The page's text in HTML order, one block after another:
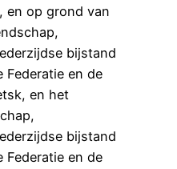
en op grond van
bijstand
Federatie en de
en het
bijstand
Federatie en de